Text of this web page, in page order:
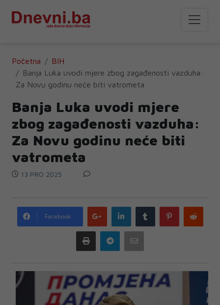
Početna
BIH
Banja Luka uvodi mjere zbog zagađenosti vazduha:
Za Novu godinu neće biti vatrometa
Banja Luka uvodi mjere
zbog zagađenosti vazduha:
Za Novu godinu neće biti
vatrometa
13 PRO 2025
Facebook
Google
plus
LinkedIn Tumblr Pinterest
Print Telegram